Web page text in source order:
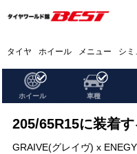
タイヤ ホイール メニュー シミ
ホイール 車種
205/65R15に装着
GRAIVE(グレイヴ) x